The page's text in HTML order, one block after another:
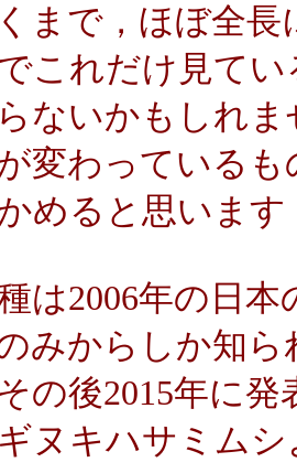
まで，ほぼ全
これだけ見て
ないかもしれ
変わっている
めると思います
は2006年の日
みからしか知
の後2015年に
ヌキハサミム